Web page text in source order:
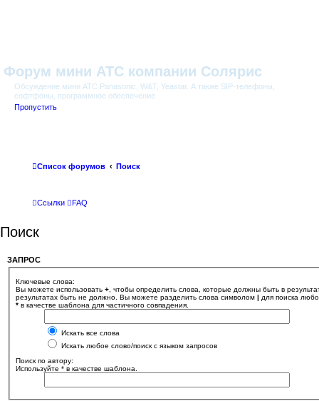
Форум мини АТС компании Солярис
Обсуждение мини АТС Panasonic, W&T, Yeastar. А также SIP-телефоны,
софтфоны, программное обеспечение
Пропустить
Список форумов Поиск
Ссылки FAQ
Поиск
ЗАПРОС
Ключевые слова:
Вы можете использовать +, чтобы определить слова, которые должны быть в
результатах быть не должно. Вы можете разделить слова символом | для поиска
*в качестве шаблона для частичного совпадения.
Искать все слова
Искать любое слово/поиск с языком запросов
Поиск по автору:
Используйте * в качестве шаблона.